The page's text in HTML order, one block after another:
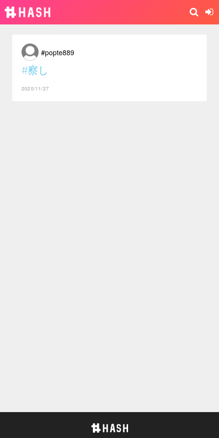
#popte889
#察し
2020/11/27